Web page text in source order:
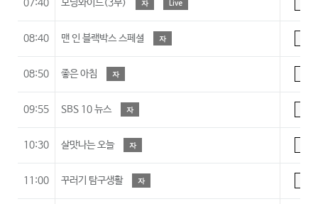
07:40 모닝와이드(3부) 자 Live
08:40 맨 인 블랙박스 스페셜 자
08:50 좋은 아침 자
09:55 SBS 10 뉴스 자
10:30 살맛나는 오늘 자
11:00 꾸러기 탐구생활 자